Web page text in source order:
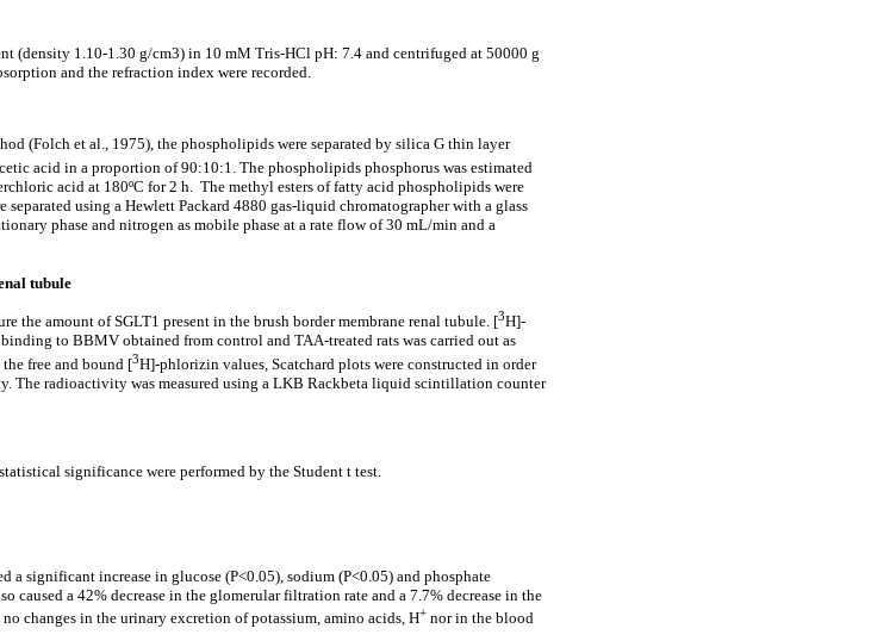
(density 1.10-1.30 g/cm3) in 10 mM Tris-HCl pH: 7.4 and centrifuged at 50000 g
and the refraction index were recorded.
(Folch et al., 1975), the phospholipids were separated by silica G thin layer
acid in a proportion of 90:10:1. The phospholipids phosphorus was estimated
acid at 180ºC for 2 h. The methyl esters of fatty acid phospholipids were
using a Hewlett Packard 4880 gas-liquid chromatographer with a glass
phase and nitrogen as mobile phase at a rate flow of 30 mL/min and a
tubule
the amount of SGLT1 present in the brush border membrane renal tubule. [3H]-
to BBMV obtained from control and TAA-treated rats was carried out as
free and bound [3H]-phlorizin values, Scatchard plots were constructed in order
The radioactivity was measured using a LKB Rackbeta liquid scintillation counter
significance were performed by the Student t test.
a significant increase in glucose (P<0.05), sodium (P<0.05) and phosphate
caused a 42% decrease in the glomerular filtration rate and a 7.7% decrease in the
no changes in the urinary excretion of potassium, amino acids, H+ nor in the blood